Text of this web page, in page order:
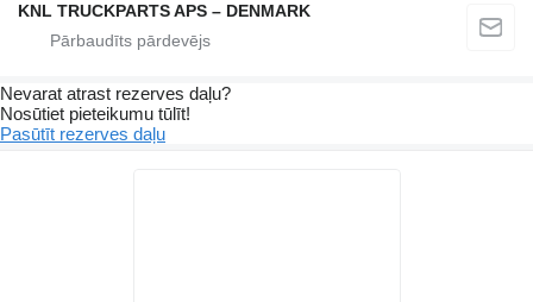
KNL TRUCKPARTS APS – DENMARK
Nevarat atrast rezerves daļu?
Nosūtiet pieteikumu tūlīt!
Pasūtīt rezerves daļu